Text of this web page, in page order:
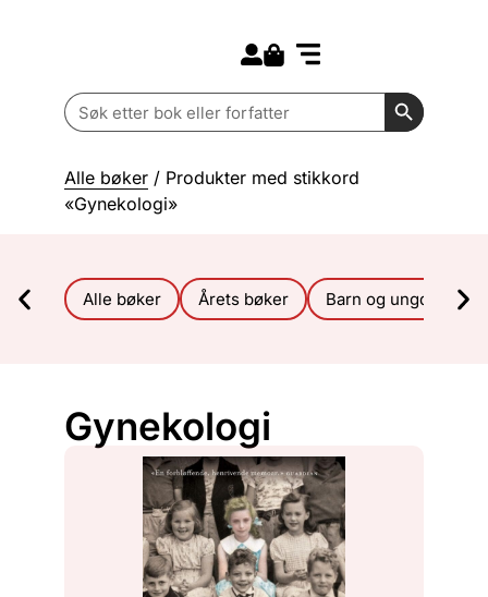
Search
for:
Search
Alle bøker / Produkter med stikkord
«Gynekologi»
Alle bøker Årets bøker Barn og ungdom
Gynekologi